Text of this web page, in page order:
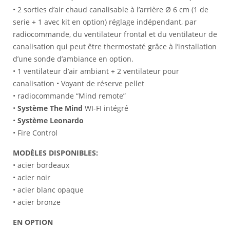
• 2 sorties d’air chaud canalisable à l’arrière Ø 6 cm (1 de
serie + 1 avec kit en option) réglage indépendant, par
radiocommande, du ventilateur frontal et du ventilateur de
canalisation qui peut être thermostaté grâce à l’installation
d’une sonde d’ambiance en option.
• 1 ventilateur d’air ambiant + 2 ventilateur pour
canalisation • Voyant de réserve pellet
• radiocommande “Mind remote”
• Système The Mind WI-FI intégré
• Système Leonardo
• Fire Control
MODÈLES DISPONIBLES:
• acier bordeaux
• acier noir
• acier blanc opaque
• acier bronze
EN OPTION